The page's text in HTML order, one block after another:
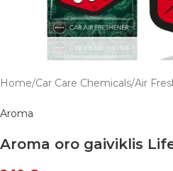
Home/Car Care Chemicals/Air
Aroma
Aroma oro gaiviklis